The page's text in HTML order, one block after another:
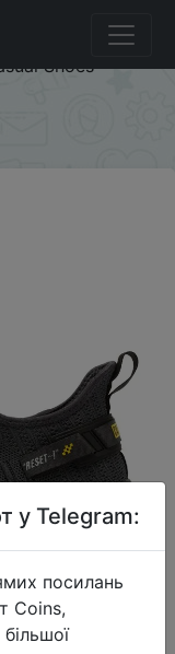
Men Sneaker
Fashion
Shoes
у Telegram:
посилань
Coins,